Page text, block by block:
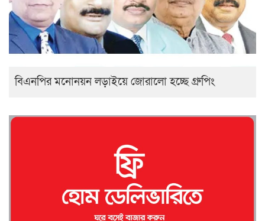
বিএনপির মনোনয়ন লড়াইয়ে জোরালো হচ্ছে গ্রুপিং